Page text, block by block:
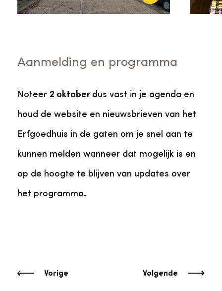
Aanmelding en programma
Noteer 2 oktober dus vast in je agenda en
houd de website en nieuwsbrieven van het
Erfgoedhuis in de gaten om je snel aan te
kunnen melden wanneer dat mogelijk is en
op de hoogte te blijven van updates over
het programma.
Vorige Volgende